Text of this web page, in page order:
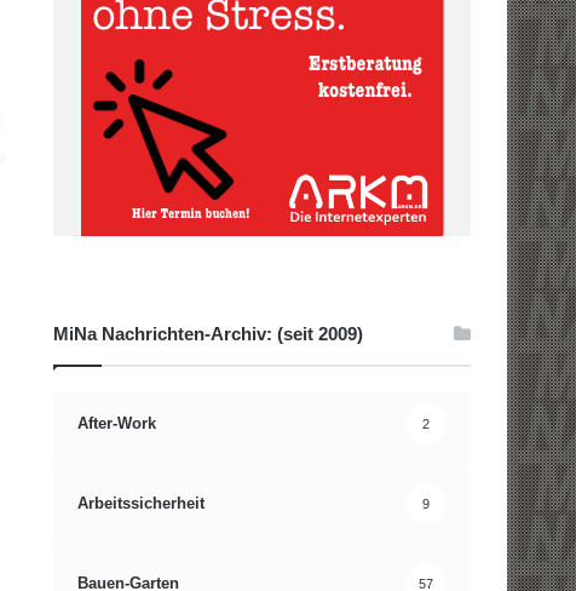
MiNa Nachrichten-Archiv: (seit 2009)
After-Work 2
Arbeitssicherheit 9
Bauen-Garten 57